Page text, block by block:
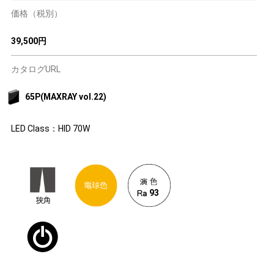
価格（税別）
39,500円
カタログURL
65P(MAXRAY vol.22)
LED Class：HID 70W
93